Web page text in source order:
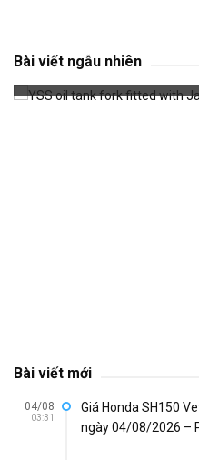
Bài viết ngẫu nhiên
version
Bài viết mới
04/08
03:31
Giá Honda SH150
ngày 04/08/2026 –